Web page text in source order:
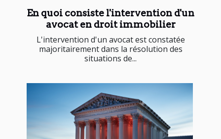
En quoi consiste l'intervention d'un
avocat en droit immobilier
L'intervention d'un avocat est constatée
majoritairement dans la résolution des
situations de...